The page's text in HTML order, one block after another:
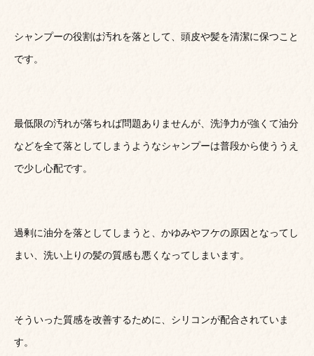
シャンプーの役割は汚れを落として、頭皮や髪を清潔に保つこと
です。
最低限の汚れが落ちれば問題ありませんが、洗浄力が強くて油分
などを全て落としてしまうようなシャンプーは普段から使ううえ
で少し心配です。
過剰に油分を落としてしまうと、かゆみやフケの原因となってし
まい、洗い上りの髪の質感も悪くなってしまいます。
そういった質感を改善するために、シリコンが配合されていま
す。